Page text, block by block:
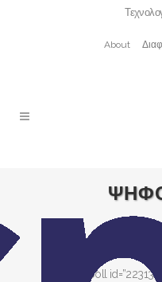
About
[socialpoll